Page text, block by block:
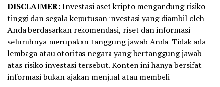
DISCLAIMER:Investasi aset kripto mengandung risiko
tinggi dan segala keputusan investasi yang diambil oleh
Anda berdasarkan rekomendasi, riset dan informasi
seluruhnya merupakan tanggung jawab Anda. Tidak ada
lembaga atau otoritas negara yang bertanggung jawab
atas risiko investasi tersebut. Konten ini hanya bersifat
informasi bukan ajakan menjual atau membeli